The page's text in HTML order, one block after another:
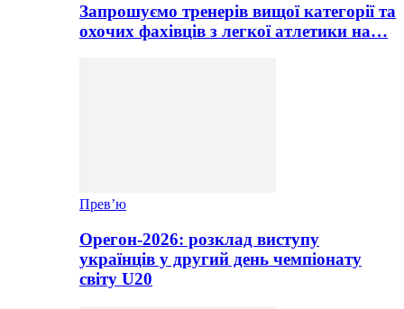
Запрошуємо тренерів вищої категорії та
охочих фахівців з легкої атлетики на…
Прев’ю
Орегон-2026: розклад виступу
українців у другий день чемпіонату
світу U20